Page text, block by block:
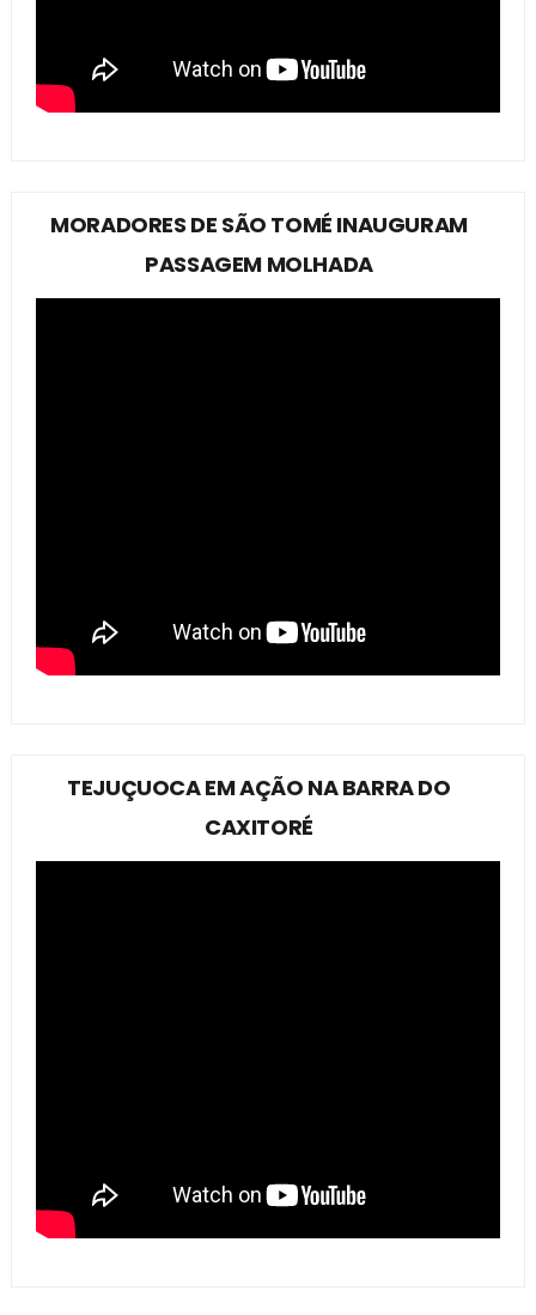
MORADORES DE SÃO TOMÉ INAUGURAM
PASSAGEM MOLHADA
TEJUÇUOCA EM AÇÃO NA BARRA DO
CAXITORÉ